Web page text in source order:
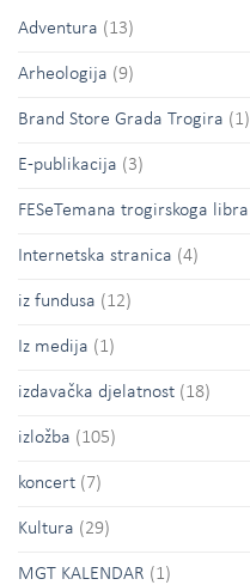
Adventura (13)
Arheologija (9)
Brand Store Grada Trogira (1)
E-publikacija (3)
FESeTemana trogirskoga libra
Internetska stranica (4)
iz fundusa (12)
Iz medija (1)
izdavačka djelatnost (18)
izložba (105)
koncert (7)
Kultura (29)
MGT KALENDAR (1)